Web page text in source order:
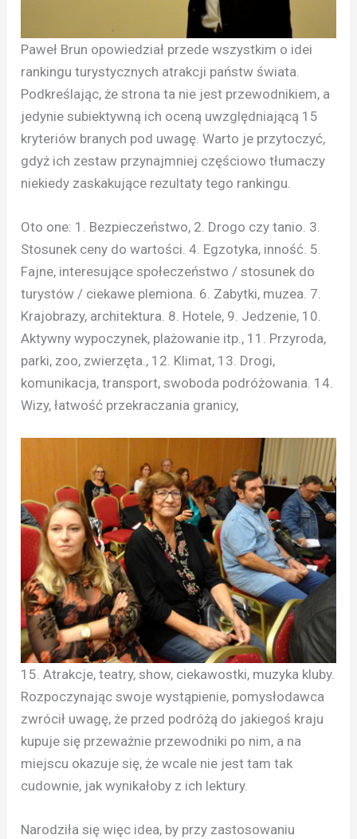
Paweł Brun opowiedział przede wszystkim o idei
rankingu turystycznych atrakcji państw świata.
Podkreślając, że strona ta nie jest przewodnikiem, a
jedynie subiektywną ich oceną uwzględniającą 15
kryteriów branych pod uwagę. Warto je przytoczyć,
gdyż ich zestaw przynajmniej częściowo tłumaczy
niekiedy zaskakujące rezultaty tego rankingu.
Oto one: 1. Bezpieczeństwo, 2. Drogo czy tanio. 3.
Stosunek ceny do wartości. 4. Egzotyka, inność. 5.
Fajne, interesujące społeczeństwo / stosunek do
turystów / ciekawe plemiona. 6. Zabytki, muzea. 7.
Krajobrazy, architektura. 8. Hotele, 9. Jedzenie, 10.
Aktywny wypoczynek, plażowanie itp., 11. Przyroda,
parki, zoo, zwierzęta., 12. Klimat, 13. Drogi,
komunikacja, transport, swoboda podróżowania. 14.
Wizy, łatwość przekraczania granicy,
15. Atrakcje, teatry, show, ciekawostki, muzyka kluby.
Rozpoczynając swoje wystąpienie, pomysłodawca
zwrócił uwagę, że przed podróżą do jakiegoś kraju
kupuje się przeważnie przewodniki po nim, a na
miejscu okazuje się, że wcale nie jest tam tak
cudownie, jak wynikałoby z ich lektury.
Narodziła się więc idea, by przy zastosowaniu